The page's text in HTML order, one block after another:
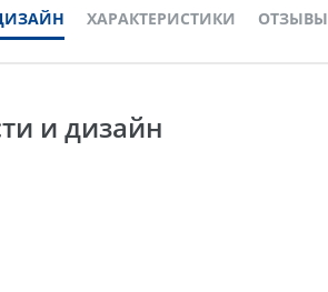
ХАРАКТЕРИСТИКИ ОТЗЫВЫ
и дизайн